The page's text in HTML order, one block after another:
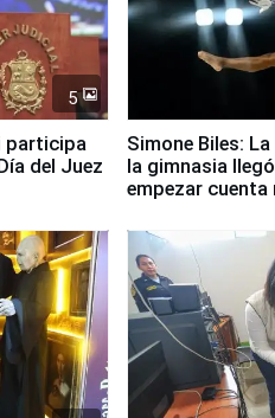
5
participa
del Juez
Simone Biles:
la gimnasia
empezar cuenta